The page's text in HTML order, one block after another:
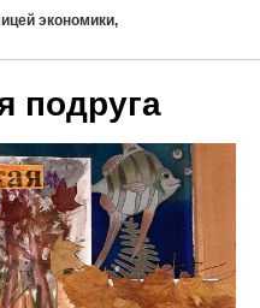
экономики,
подруга